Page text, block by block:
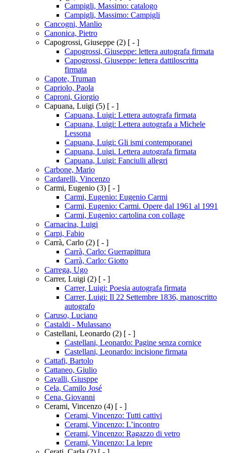
Campigli, Massimo: catalogo
Campigli, Massimo: Campigli
Cancogni, Manlio
Canonica, Pietro
Capogrossi, Giuseppe (2) [ - ]
Capogrossi, Giuseppe: lettera autografa firmata
Capogrossi, Giuseppe: lettera dattiloscritta
firmata
Capote, Truman
Capriolo, Paola
Caproni, Giorgio
Capuana, Luigi (5) [ - ]
Capuana, Luigi: Lettera autografa firmata
Capuana, Luigi: Lettera autografa a Michele
Lessona
Capuana, Luigi: Gli ismi contemporanei
Capuana, Luigi. Lettera autografa firmata
Capuana, Luigi: Fanciulli allegri
Carbone, Mario
Cardarelli, Vincenzo
Carmi, Eugenio (3) [ - ]
Carmi, Eugenio: Eugenio Carmi
Carmi, Eugenio: Carmi. Opere dal 1961 al 1991
Carmi, Eugenio: cartolina con collage
Carnacina, Luigi
Carpi, Fabio
Carrà, Carlo (2) [ - ]
Carrà, Carlo: Guerrapittura
Carrà, Carlo: Giotto
Carrega, Ugo
Carrer, Luigi (2) [ - ]
Carrer, Luigi: Poesia autografa firmata
Carrer, Luigi: Il 22 Settembre 1836, manoscritto
autografo
Caruso, Luciano
Castaldi - Mulassano
Castellani, Leonardo (2) [ - ]
Castellani, Leonardo: Pagine senza cornice
Castellani, Leonardo: incisione firmata
Cattafi, Bartolo
Cattaneo, Giulio
Cavalli, Giusppe
Cela, Camilo José
Cena, Giovanni
Cerami, Vincenzo (4) [ - ]
Cerami, Vincenzo: Tutti cattivi
Cerami, Vincenzo: L’incontro
Cerami, Vincenzo: Ragazzo di vetro
Cerami, Vincenzo: La lepre